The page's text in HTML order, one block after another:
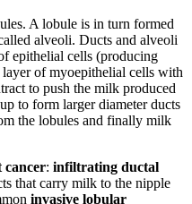
A lobule is in turn formed
alveoli. Ducts and alveoli
epithelial cells (producing
of myoepithelial cells with
to push the milk produced
to form larger diameter ducts
the lobules and finally milk
cancer: infiltrating ductal
that carry milk to the nipple
invasive lobular